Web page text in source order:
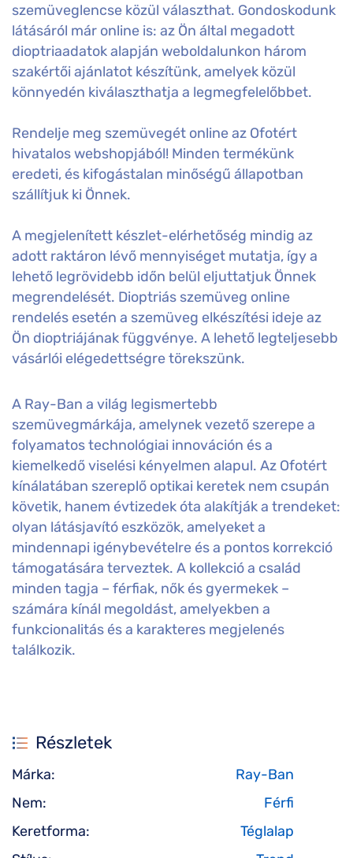
szemüveglencse közül választhat. Gondoskodunk
látásáról már online is: az Ön által megadott
dioptriaadatok alapján weboldalunkon három
szakértői ajánlatot készítünk, amelyek közül
könnyedén kiválaszthatja a legmegfelelőbbet.
Rendelje meg szemüvegét online az Ofotért
hivatalos webshopjából! Minden termékünk
eredeti, és kifogástalan minőségű állapotban
szállítjuk ki Önnek.
A megjelenített készlet-elérhetőség mindig az
adott raktáron lévő mennyiséget mutatja, így a
lehető legrövidebb időn belül eljuttatjuk Önnek
megrendelését. Dioptriás szemüveg online
rendelés esetén a szemüveg elkészítési ideje az
Ön dioptriájának függvénye. A lehető legteljesebb
vásárlói elégedettségre törekszünk.
A Ray-Ban a világ legismertebb
szemüvegmárkája, amelynek vezető szerepe a
folyamatos technológiai innováción és a
kiemelkedő viselési kényelmen alapul. Az Ofotért
kínálatában szereplő optikai keretek nem csupán
követik, hanem évtizedek óta alakítják a trendeket:
olyan látásjavító eszközök, amelyeket a
mindennapi igénybevételre és a pontos korrekció
támogatására terveztek. A kollekció a család
minden tagja – férfiak, nők és gyermekek –
számára kínál megoldást, amelyekben a
funkcionalitás és a karakteres megjelenés
találkozik.
Részletek
Márka:
Ray-Ban
Nem:
Férfi
Keretforma:
Téglalap